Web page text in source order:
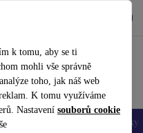
k tomu, aby se ti
mohli vše správně
toho, jak náš web
K tomu využíváme
Nastavení souborů cookie
Doplňky